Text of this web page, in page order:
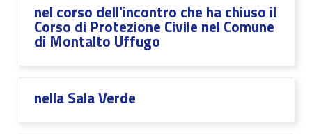
nel corso dell'incontro che ha chiuso il
Corso di Protezione Civile nel Comune
di Montalto Uffugo
nella Sala Verde